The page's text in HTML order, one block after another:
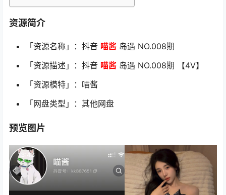
资源简介
「资源名称」：抖音 喵酱 岛遇 NO.008期
「资源描述」：抖音 喵酱 岛遇 NO.008期 【4V】
「资源模特」：喵酱
「网盘类型」：其他网盘
预览图片